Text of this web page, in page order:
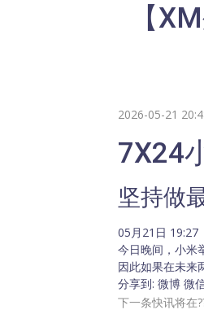
【
2026-05-21
7X24
坚持做
05月21日 19:27
今日晚间，小米
因此如果在未来
分享到: 微博 微
下一条快讯将在